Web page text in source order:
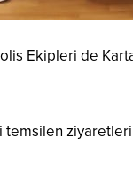
Ekipleri de